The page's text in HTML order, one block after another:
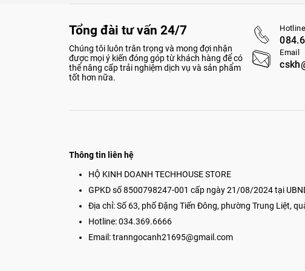
Hỗ trợ cổng kết nối
Để có được quy trình làm việc sáng tạo mạnh mẽ, iPad Pro 12.9
hoạt và nhanh nhất từng có trên iPad, hoạt động với các đầu nối
dây nhiều hơn gấp 4 lần so với những thế hệ tiền nhiệm, lên đến
liệu với tốc độ cao hơn, xuất hình ảnh ra màn hình với độ phân giải
Tổng đài tư vấn 24/7
Chúng tôi luôn trân trọng và mong đợi nhận
được mọi ý kiến đóng góp từ khách hàng để có
thể nâng cấp trải nghiệm dịch vụ và sản phẩm
tốt hơn nữa.
Hotline
Email
Thông tin liên hệ
HỘ KINH DOANH TECHHOUSE STORE
GPKD số 8500798247-001 cấp ngày 21/08/2024 tại
Địa chỉ: Số 63, phố Đặng Tiến Đông, phường Trung Liệt,
Hotline: 034.369.6666
Email:tranngocanh21695@gmail.com